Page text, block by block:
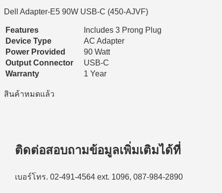
Dell Adapter-E5 90W USB-C (450-AJVF)
Features
Includes 3 Prong Plug
Device Type
AC Adapter
Power Provided
90 Watt
Output Connector
USB-C
Warranty
1 Year
สินค้าหมดแล้ว
ติดต่อสอบถามข้อมูลเพิ่มเติมได้ที่
เบอร์โทร. 02-491-4564 ext. 1096, 087-984-2890